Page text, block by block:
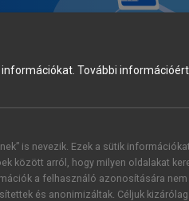
További
is nevezik. Ezek a sütik
között arról, hogy milyen oldalakat
a felhasználó azonosítására nem
és anonimizáltak. Céljuk kizárólag